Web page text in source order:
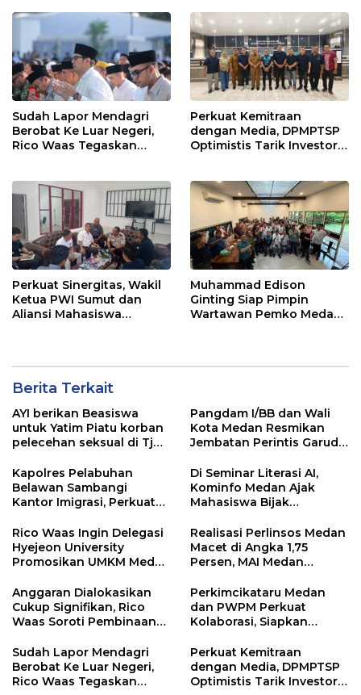
Harian
Sudah Lapor Mendagri
Berobat Ke Luar Negeri,
Rico Waas Tegaskan
Perkuat Kemitraan
dengan Media, DPMPTSP
Optimistis Tarik Investor
Perkuat Sinergitas, Wakil
Ketua PWI Sumut dan
Aliansi Mahasiswa
Muhammad Edison
Ginting Siap Pimpin
Wartawan Pemko Medan,
Berita Terkait
AYI berikan Beasiswa
untuk Yatim Piatu korban
pelecehan seksual di Tj
Pangdam I/BB dan Wali
Kota Medan Resmikan
Jembatan Perintis Garuda,
Medan Polonia-Johor-
Maimun
Kapolres Pelabuhan
Belawan Sambangi
Kantor Imigrasi, Perkuat
Pelabuhan Internasional
Di Seminar Literasi AI,
Kominfo Medan Ajak
Mahasiswa Bijak
Buatan
Rico Waas Ingin Delegasi
Hyejeon University
Promosikan UMKM Medan
Realisasi Perlinsos Medan
Macet di Angka 1,75
Persen, MAI Medan
Merosotnya Kredibilitas
Pemko
Anggaran Dialokasikan
Cukup Signifikan, Rico
Waas Soroti Pembinaan
Evaluasi Kinerja Pengurus
Harian
Perkimcikataru Medan
dan PWPM Perkuat
Kolaborasi, Siapkan
Sudah Lapor Mendagri
Berobat Ke Luar Negeri,
Rico Waas Tegaskan
Perkuat Kemitraan
dengan Media, DPMPTSP
Optimistis Tarik Investor